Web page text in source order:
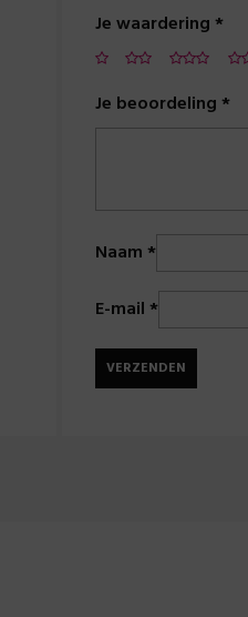
Je waardering*
Je beoordeling*
Naam*
E-mail*